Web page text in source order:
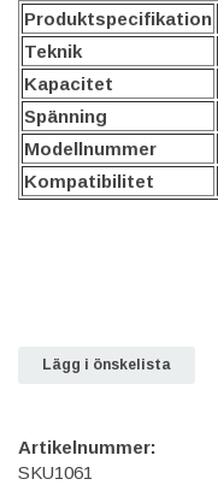
Produktspecifikation
Teknik
Kapacitet
Spänning
Modellnummer
Kompatibilitet
Lägg i önskelista
Artikelnummer:
SKU1061